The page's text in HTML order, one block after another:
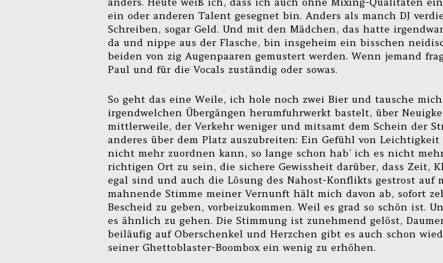
ein oder anderen Talent gesegnet bin. Anders als manch DJ
Schreiben, sogar Geld. Und mit den Mädchen, das hatte
da und nippe aus der Flasche, bin insgeheim ein bisschen
beiden von zig Augenpaaren gemustert werden. Wenn jemand
Paul und für die Vocals zuständig oder sowas.
So geht das eine Weile, ich hole noch zwei Bier und tausche
irgendwelchen Übergängen herumfuhrwerkt bastelt, über
mittlerweile, der Verkehr weniger und mitsamt dem Schein der
anderes über dem Platz auszubreiten: Ein Gefühl von
nicht mehr zuordnen kann, so lange schon hab´ ich es nicht
richtigen Ort zu sein, die sichere Gewissheit darüber, dass Zeit,
egal sind und auch die Lösung des Nahost-Konflikts gestrost auf
mahnende Stimme meiner Vernunft hält mich davon ab, sofort
Bescheid zu geben, vorbeizukommen. Weil es grad so schön ist.
es ähnlich zu gehen. Die Stimmung ist zunehmend gelöst,
beiläufig auf Oberschenkel und Herzchen gibt es auch schon
seiner Ghettoblaster-Boombox ein wenig zu erhöhen.